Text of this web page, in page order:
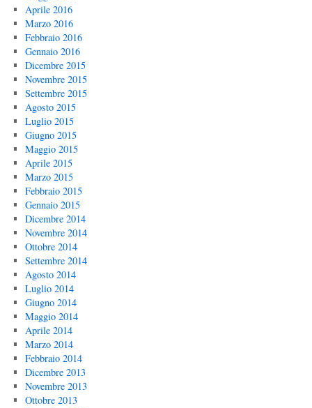
Aprile 2016
Marzo 2016
Febbraio 2016
Gennaio 2016
Dicembre 2015
Novembre 2015
Settembre 2015
Agosto 2015
Luglio 2015
Giugno 2015
Maggio 2015
Aprile 2015
Marzo 2015
Febbraio 2015
Gennaio 2015
Dicembre 2014
Novembre 2014
Ottobre 2014
Settembre 2014
Agosto 2014
Luglio 2014
Giugno 2014
Maggio 2014
Aprile 2014
Marzo 2014
Febbraio 2014
Dicembre 2013
Novembre 2013
Ottobre 2013